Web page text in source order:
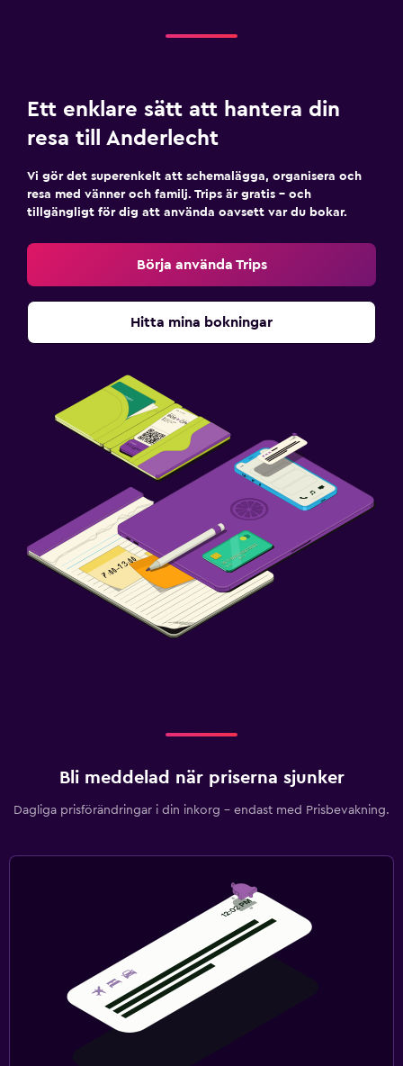
Ett enklare sätt att hantera din
resa till Anderlecht
Vi gör det superenkelt att schemalägga, organisera och
resa med vänner och familj. Trips är gratis – och
tillgängligt för dig att använda oavsett var du bokar.
Börja använda Trips
Hitta mina bokningar
Bli meddelad när priserna sjunker
Dagliga prisförändringar i din inkorg – endast med Prisbevakning.